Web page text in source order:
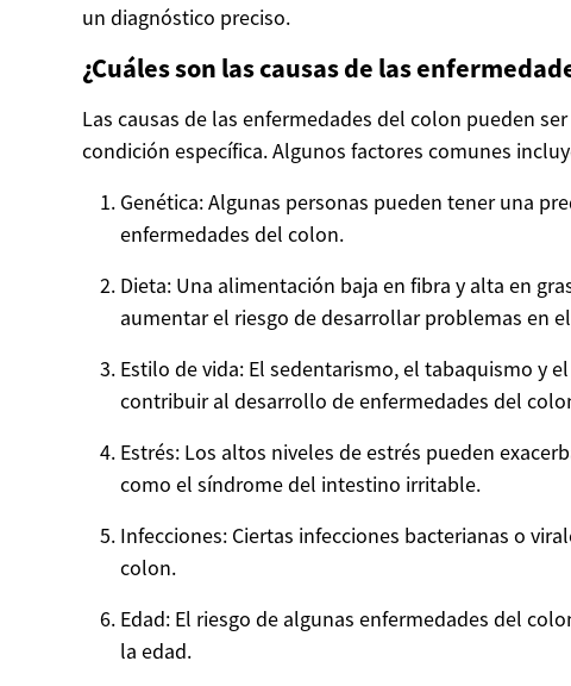
un diagnóstico preciso.
¿Cuáles son las causas de las
Las causas de las enfermedades del colon pueden
condición específica. Algunos factores comunes
Genética: Algunas personas pueden tener una
enfermedades del colon.
Dieta: Una alimentación baja en fibra y alta en
aumentar el riesgo de desarrollar problemas en
Estilo de vida: El sedentarismo, el tabaquismo y
contribuir al desarrollo de enfermedades del
Estrés: Los altos niveles de estrés pueden
como el síndrome del intestino irritable.
Infecciones: Ciertas infecciones bacterianas o
colon.
Edad: El riesgo de algunas enfermedades del
la edad.